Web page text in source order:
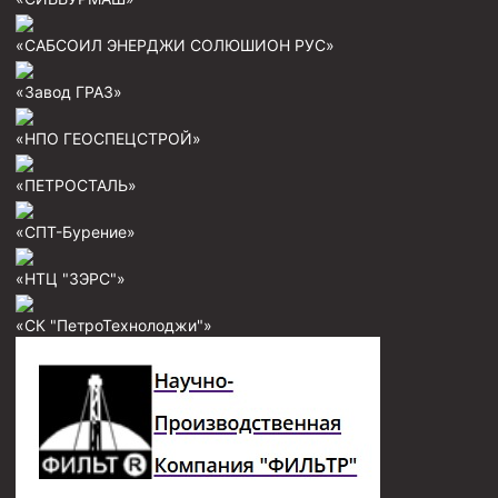
Муфта ОТТМ 146
Муфта БТС 178
Муфта БТС 168
Муфта ОТТМ 127
Муфта ОТТМ 324
Муфта ОТТМ 178
Муфта ОТТМ 168
Муфта ОТТМ 114
Муфта ОТТГ 168
«САБСОИЛ ЭНЕРДЖИ СОЛЮШИОН РУС»
«Завод ГРАЗ»
«НПО ГЕОСПЕЦСТРОЙ»
«ПЕТРОСТАЛЬ»
«СПТ-Бурение»
«НТЦ "ЗЭРС"»
«СК "ПетроТехнолоджи"»